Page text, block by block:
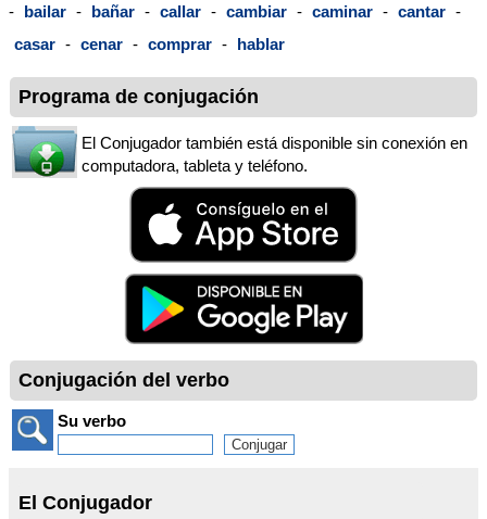
- bailar - bañar - callar - cambiar - caminar - cantar -
casar - cenar - comprar - hablar
Programa de conjugación
El Conjugador también está disponible sin conexión en
computadora, tableta y teléfono.
Conjugación del verbo
Su verbo
El Conjugador